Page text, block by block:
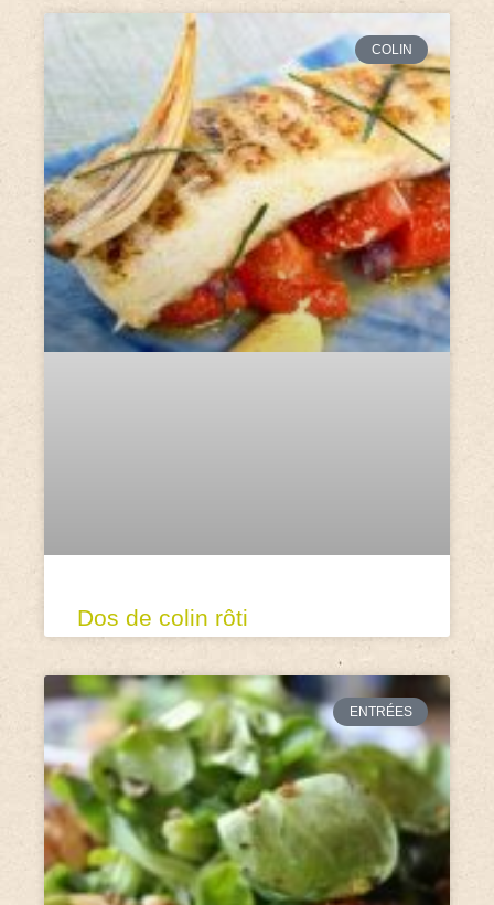
COLIN
Dos de colin rôti
ENTRÉES